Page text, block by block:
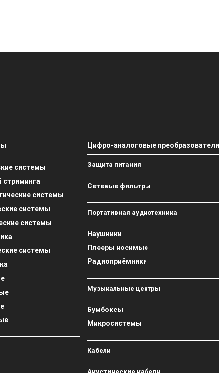
системы
стриминга
системы
системы
системы
системы
Цифро-аналоговые преобразователи
Защита питания
Сетевые фильтры
Портативная аудиотехника
Наушники
Плееры носимые
Радиоприёмники
Музыкальные центры
Бумбоксы
Микросистемы
Кабели